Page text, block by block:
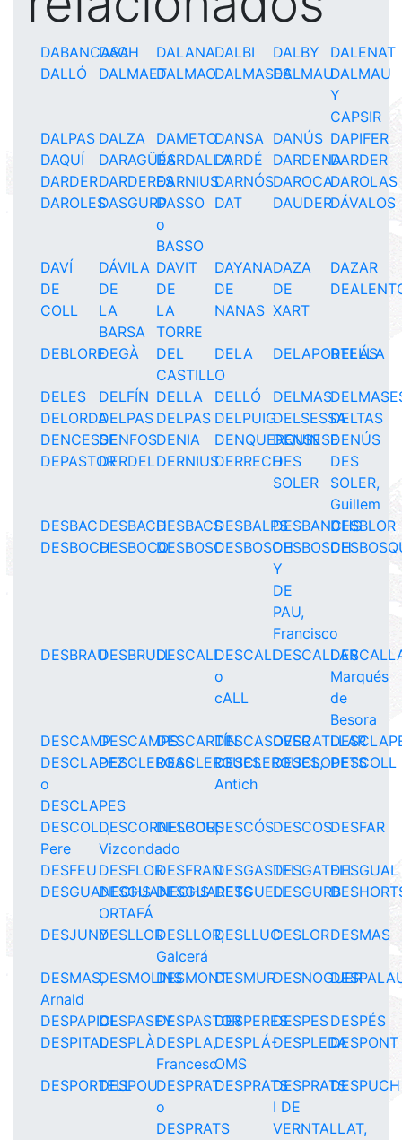
DABANCASA
DACH DALANADALBI DALBY
DALENAT
DALLÓ
DALMAETDALMAODALMASESDALMAUDALMAU
Y
CAPSIR
DALPAS DALZA DAMETODANSA DANÚS DAPIFER
DAQUÍ
DARAGÜÉSDARDALLADARDÉ DARDENADARDER
DARDERDARDERESDARNIUSDARNÓSDAROCADAROLAS
DAROLESDASGURPDASSO
o
BASSO
DAT DAUDERDÁVALOS
DAVÍ DÁVILA DAVIT DAYANADAZA
DAZAR
DE
COLL
DE
LA
BARSA
DE
LA
TORRE
DE
NANAS
DE
XART
DEBLOREDEGÀ
DEL
CASTILLO
DELA DELAPORTELLA
DELÁS
DELES DELFÍN DELLA DELLÓ DELMAS
DELORDADELPAS DELPAS DELPUIGDELSESSADELTAS
DENCESSEDENFOSDENIA DENQUERQUIN
DENSESEDENÚS
DEPASTORDERDELDERNIUSDERRECHDES
SOLER
DES
SOLER,
Guillem
DESBACDESBACHDESBACSDESBALPSDESBANCHSDESBLOR
DESBOCHDESBOCQDESBOSCDESBOSCHDESBOSCH
Y
DE
PAU,
Francisco
DESBRAUDESBRULLDESCALLDESCALL
o
cALL
DESCALLAR
Marqués
de
Besora
DESCAMPDESCAMPSDESCARTÍNDESCASOVERDESCATLLAR
DESCLAPEZ
o
DESCLAPES
DESCLERGASDESCLERGUESDESCLERGUES,
Antich
DESCLOPETS
DESCOLL
DESCOLL,
Pere
DESCORNELBOU,
Vizcondado
DESCORSDESCÓSDESCOSDESFAR
DESFEU DESFLORDESFRANDESGASTELLDESGATELLDESGUAL
DESGUANECHSDESGUANECHS
ORTAFÁ
DESGUARETSDESGUELLDESGURB
DESJUNYDESLLORDESLLOR,
Galcerá
DESLLUCDESLORDESMAS
DESMAS,
Arnald
DESMOLINSDESMONTDESMURDESNOGUER
DESPAPIOLDESPASEYDESPASTORDESPERESDESPESDESPÉS
DESPITALDESPLÀDESPLA,
Francesc
DESPLÁ-
OMS
DESPLEDADESPONT
DESPORTELL
DESPOUDESPRAT
o
DESPRATS
DESPRATSDESPRATS
I DE
VERNTALLAT,
DESPUCH